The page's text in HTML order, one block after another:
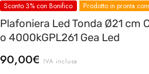
Sconto 3% con Bonifico Prodotto in pronta
Plafoniera Led Tonda Ø21 cm
o 4000kGPL261 Gea Led
90,00€ IVA inclusa